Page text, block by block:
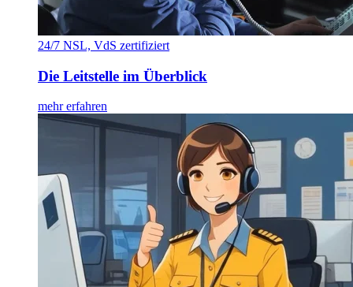
24/7 NSL, VdS zertifiziert
Die Leitstelle im Überblick
mehr erfahren